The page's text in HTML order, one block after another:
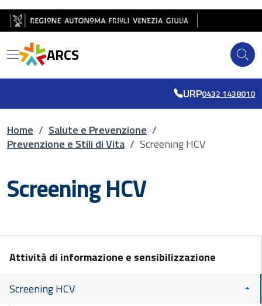
Salta al contenuto principale
Salta al piè di pagina
ARCS
URP0432 1438010
Briciole di pane
Home / Salute e Prevenzione /
Prevenzione e Stili di Vita / Screening HCV
Screening HCV
Attività di informazione e sensibilizzazione
Screening HCV